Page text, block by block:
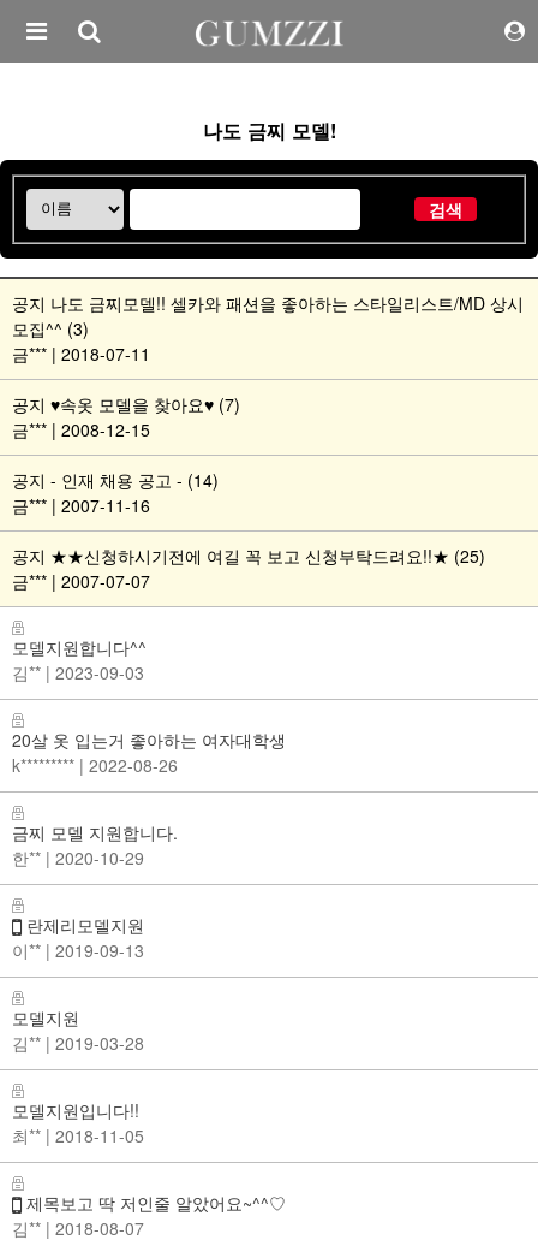
나도 금찌 모델!
검색
공지 나도 금찌모델!! 셀카와 패션을 좋아하는 스타일리스트/MD 상시
모집^^ (3)
금*** | 2018-07-11
공지 ♥속옷 모델을 찾아요♥ (7)
금*** | 2008-12-15
공지 - 인재 채용 공고 - (14)
금*** | 2007-11-16
공지 ★★신청하시기전에 여길 꼭 보고 신청부탁드려요!!★ (25)
금*** | 2007-07-07
모델지원합니다^^
김** | 2023-09-03
20살 옷 입는거 좋아하는 여자대학생
k********* | 2022-08-26
금찌 모델 지원합니다.
한** | 2020-10-29
란제리모델지원
이** | 2019-09-13
모델지원
김** | 2019-03-28
모델지원입니다!!
최** | 2018-11-05
제목보고 딱 저인줄 알았어요~^^♡
김** | 2018-08-07